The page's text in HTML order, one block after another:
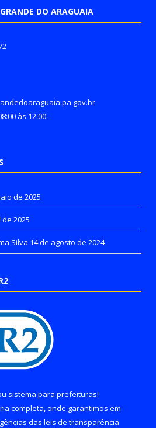
DO ARAGUAIA
às 12:00
de 2025
2025
Silva 14 de agosto de 2024
sistema para prefeituras!
completa, onde garantimos em
das leis de transparência